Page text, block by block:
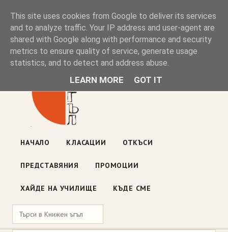
Книжен ъгъл
Блог на книжарницата — класации, откъси, нови книги
ул. „Оборище" 117, София· пон–пет 10:00–19:00 ·
НАЧАЛО КЛАСАЦИИ ОТКЪСИ
ПРЕДСТАВЯНИЯ ПРОМОЦИИ
ХАЙДЕ НА УЧИЛИЩЕ КЪДЕ СМЕ
This site uses cookies from Google to deliver its services
and to analyze traffic. Your IP address and user-agent are
shared with Google along with performance and security
metrics to ensure quality of service, generate usage
statistics, and to detect and address abuse.
LEARN MORE GOT IT